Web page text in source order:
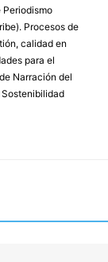
Periodismo
Procesos de
calidad en
para el
Narración del